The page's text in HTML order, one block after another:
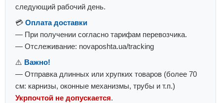
следующий рабочий день.
💳 Оплата доставки
— При получении согласно тарифам перевозчика.
— Отслеживание: novaposhta.ua/tracking
⚠️ Важно!
— Отправка длинных или хрупких товаров (более 70
см: карнизы, оконные механизмы, трубы и т.п.)
Укрпочтой не допускается.